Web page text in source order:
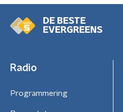
DE BESTE
EVERGREENS
Radio
Programmering